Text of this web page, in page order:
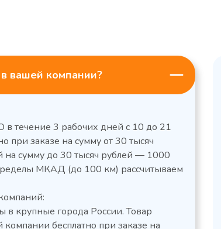
Холодильный стол Polair
TM2-G
среднетемпературный
Артикул 1050421d
вашей компании?
в течение 3 рабочих дней с 10 до 21
при заказе на сумму от 30 тысяч
на сумму до 30 тысяч рублей — 1000
МКАД (до 100 км) рассчитываем
в крупные города России. Товар
компании бесплатно при заказе на